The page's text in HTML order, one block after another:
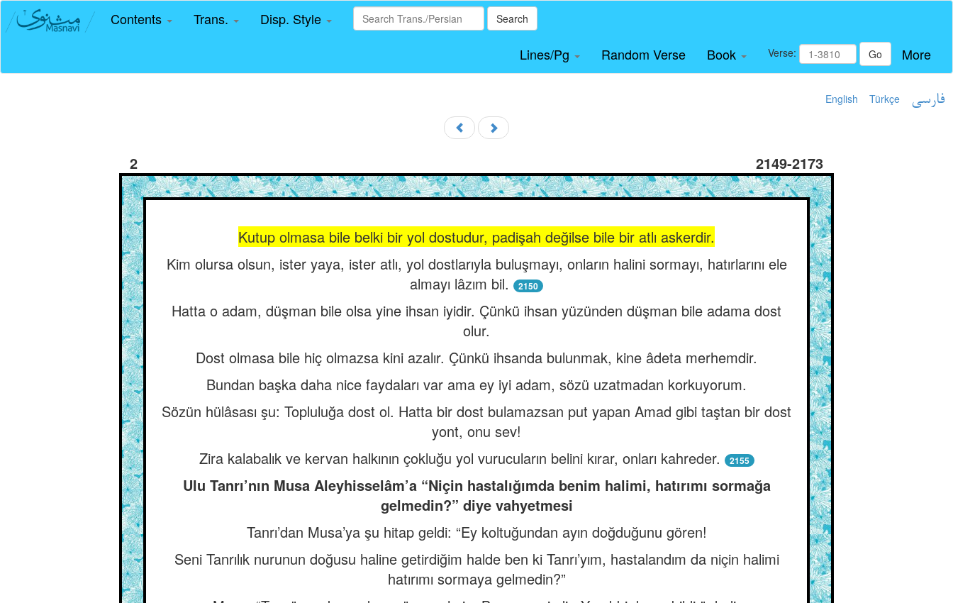
Contents Trans. Disp. Style Search
Lines/Pg Random Verse Book Verse: Go More
English Türkçe فارسی
2 2149-2173
Kutup olmasa bile belki bir yol dostudur, padişah değilse bile bir atlı askerdir.
Kim olursa olsun, ister yaya, ister atlı, yol dostlarıyla buluşmayı, onların halini sormayı, hatırlarını ele
almayı lâzım bil.
2150
Hatta o adam, düşman bile olsa yine ihsan iyidir. Çünkü ihsan yüzünden düşman bile adama dost
olur.
Dost olmasa bile hiç olmazsa kini azalır. Çünkü ihsanda bulunmak, kine âdeta merhemdir.
Bundan başka daha nice faydaları var ama ey iyi adam, sözü uzatmadan korkuyorum.
Sözün hülâsası şu: Topluluğa dost ol. Hatta bir dost bulamazsan put yapan Amad gibi taştan bir dost
yont, onu sev!
Zira kalabalık ve kervan halkının çokluğu yol vurucuların belini kırar, onları kahreder.
2155
Ulu Tanrı’nın Musa Aleyhisselâm’a “Niçin hastalığımda benim halimi, hatırımı sormağa
gelmedin?” diye vahyetmesi
Tanrı’dan Musa’ya şu hitap geldi: “Ey koltuğundan ayın doğduğunu gören!
Seni Tanrılık nurunun doğusu haline getirdiğim halde ben ki Tanrı’yım, hastalandım da niçin halimi
hatırımı sormaya gelmedin?”